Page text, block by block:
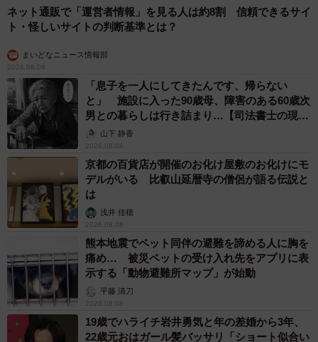
ネット通販で「運営者情報」を見る人は約8割 信頼できるサイ
ト・怪しいサイトの判断基準とは？
まいどなニュース情報部
2026.08.08
「息子を一人にしてきたんです、帰らない
と」 施設に入った90歳母、障害のある60歳次
男との暮らしは行き詰まり…【司法書士の現場
から】山下 静香
2026.08.08
京都の百貨店が開催のお化け屋敷のお化けにモ
デルがいる 比叡山延暦寺の僧侶が語る伝説と
は
浅井 佳穂
2026.08.08
熊本地震でペット同伴の避難を諦める人に胸を
痛め… 被災ペットの受け入れ先をアプリに表
示する「動物避難所マップ」が始動
平藤 清刀
2026.08.08
19歳でハライチ岩井勇気と年の差婚から3年、
22歳元おはガール髪バッサリ「ショート似合い